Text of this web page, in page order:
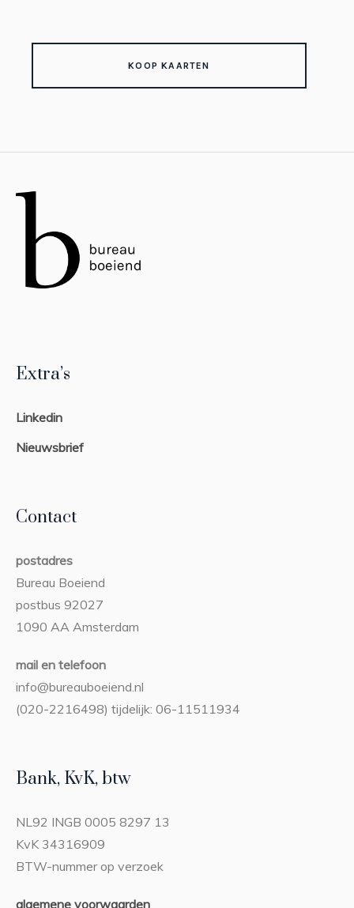
KOOP KAARTEN
Extra’s
Linkedin
Nieuwsbrief
Contact
postadres
Bureau Boeiend
postbus 92027
1090 AA Amsterdam
mail en telefoon
info@bureauboeiend.nl
(020-2216498) tijdelijk: 06-11511934
Bank, KvK, btw
NL92 INGB 0005 8297 13
KvK 34316909
BTW-nummer op verzoek
algemene voorwaarden